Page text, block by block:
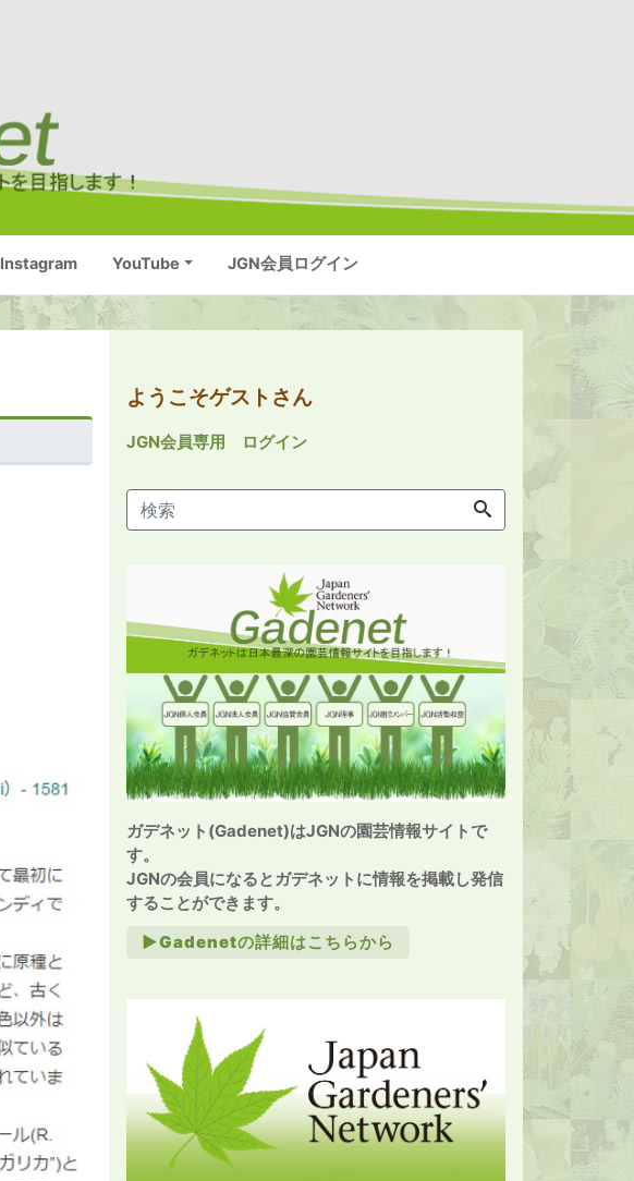
Instagram YouTube JGN会員ログイン
ようこそゲストさん
JGN会員専用 ログイン
ガデネット(Gadenet)はJGNの園芸情報サイトで
す。
JGNの会員になるとガデネットに情報を掲載し発信
することができます。
►Gadenetの詳細はこちらから